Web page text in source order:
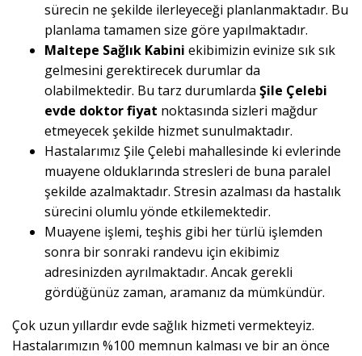
sürecin ne şekilde ilerleyeceği planlanmaktadır. Bu
planlama tamamen size göre yapılmaktadır.
Maltepe Sağlık Kabini ekibimizin evinize sık sık
gelmesini gerektirecek durumlar da
olabilmektedir. Bu tarz durumlarda Şile Çelebi
evde doktor fiyat noktasında sizleri mağdur
etmeyecek şekilde hizmet sunulmaktadır.
Hastalarımız Şile Çelebi mahallesinde ki evlerinde
muayene olduklarında stresleri de buna paralel
şekilde azalmaktadır. Stresin azalması da hastalık
sürecini olumlu yönde etkilemektedir.
Muayene işlemi, teşhis gibi her türlü işlemden
sonra bir sonraki randevu için ekibimiz
adresinizden ayrılmaktadır. Ancak gerekli
gördüğünüz zaman, aramanız da mümkündür.
Çok uzun yıllardır evde sağlık hizmeti vermekteyiz.
Hastalarımızın %100 memnun kalması ve bir an önce